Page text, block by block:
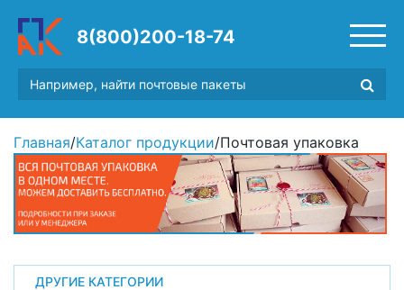
8(800)200-18-74
Главная/Каталог продукции/Почтовая упаковка
ДРУГИЕ КАТЕГОРИИ